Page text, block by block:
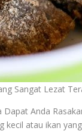
Sangat Lezat
Anda
kecil atau ikan